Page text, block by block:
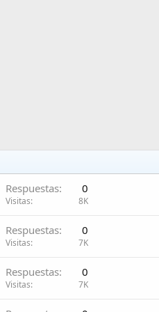
Respuestas 0
Visitas 8K
Respuestas 0
Visitas 7K
Respuestas 0
Visitas 7K